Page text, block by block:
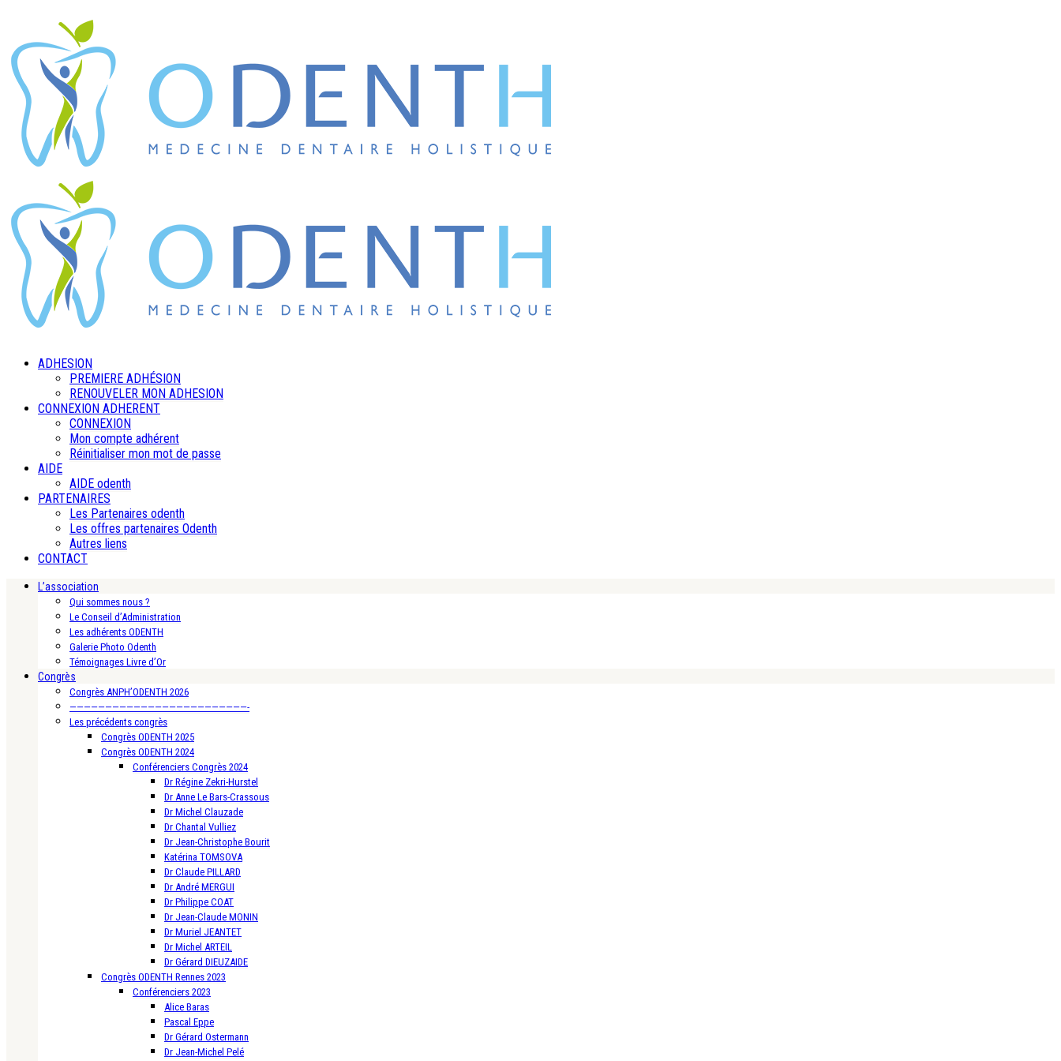
ADHESION
PREMIERE ADHÉSION
RENOUVELER MON ADHESION
CONNEXION ADHERENT
CONNEXION
Mon compte adhérent
Réinitialiser mon mot de passe
AIDE
AIDE odenth
PARTENAIRES
Les Partenaires odenth
Les offres partenaires Odenth
Autres liens
CONTACT
L’association
Qui sommes nous ?
Le Conseil d’Administration
Les adhérents ODENTH
Galerie Photo Odenth
Témoignages Livre d’Or
Congrès
Congrès ANPH’ODENTH 2026
—————————————————————————-
Les précédents congrès
Congrès ODENTH 2025
Congrès ODENTH 2024
Conférenciers Congrès 2024
Dr Régine Zekri-Hurstel
Dr Anne Le Bars-Crassous
Dr Michel Clauzade
Dr Chantal Vulliez
Dr Jean-Christophe Bourit
Katérina TOMSOVA
Dr Claude PILLARD
Dr André MERGUI
Dr Philippe COAT
Dr Jean-Claude MONIN
Dr Muriel JEANTET
Dr Michel ARTEIL
Dr Gérard DIEUZAIDE
Congrès ODENTH Rennes 2023
Conférenciers 2023
Alice Baras
Pascal Eppe
Dr Gérard Ostermann
Dr Jean-Michel Pelé